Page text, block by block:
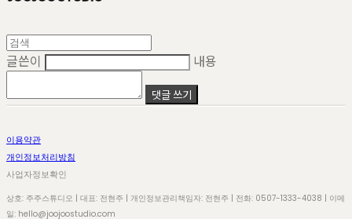
글쓴이 내용
댓글 쓰기
이용약관
개인정보처리방침
사업자정보확인
상호: 주주스튜디오 | 대표: 전현주 | 개인정보관리책임자: 전현주 | 전화: 0507-1333-4038 | 이메
일: hello@joojoostudio.com